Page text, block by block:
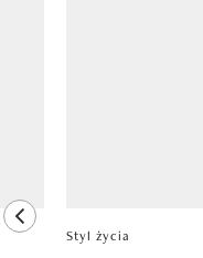
previous element
Styl życia